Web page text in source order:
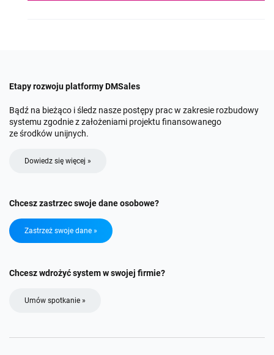
Etapy rozwoju platformy DMSales
Bądź na bieżąco i śledz nasze postępy prac w zakresie rozbudowy
systemu zgodnie z założeniami projektu finansowanego
ze środków unijnych.
Dowiedz się więcej »
Chcesz zastrzec swoje dane osobowe?
Zastrzeż swoje dane »
Chcesz wdrożyć system w swojej firmie?
Umów spotkanie »